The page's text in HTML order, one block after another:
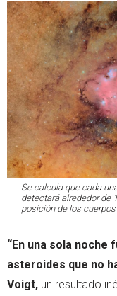
Se calcula que cada
detectará alrededor de
posición de los
“En una sola noche
asteroides que no
Voigt, un resultado